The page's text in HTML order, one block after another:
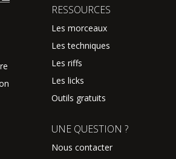
RESSOURCES
Les morceaux
Les techniques
Les riffs
Les licks
Outils gratuits
UNE QUESTION ?
Nous contacter